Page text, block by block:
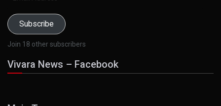
Subscribe
Join 18 other subscribers
Vivara News – Facebook